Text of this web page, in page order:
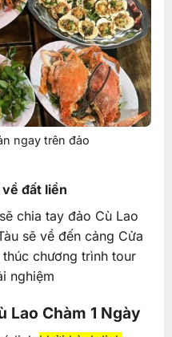
ngay trên đảo
đất liền
chia tay đảo Cù Lao
sẽ về đến cảng Cửa
thúc chương trình tour
nghiệm
Lao Chàm 1 Ngày